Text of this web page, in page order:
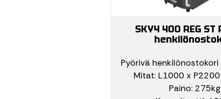
SKY4 400 REG
Pyörivä
Mitat: L1000 x
Paino: 275kg